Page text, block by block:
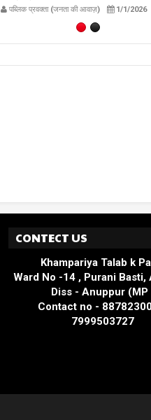
publicpravakta.com
पब्लिक प्रवक्ता (जनता की आवाज़) 1/1/2026
CONTECT US
Khampariya Talab k
Ward No -14 , Purani Basti,
Diss - Anuppur (MP
Contact no -
7999503727